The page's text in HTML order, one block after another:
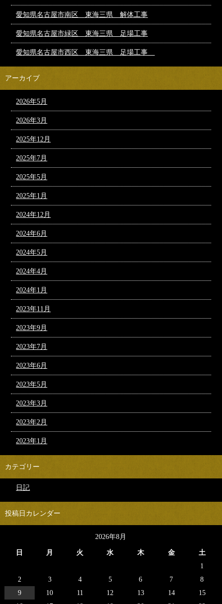
愛知県名古屋市南区 東海三県 解体工事
愛知県名古屋市緑区 東海三県 足場工事
愛知県名古屋市西区 東海三県 足場工事
アーカイブ
2026年5月
2026年3月
2025年12月
2025年7月
2025年5月
2025年1月
2024年12月
2024年6月
2024年5月
2024年4月
2024年1月
2023年11月
2023年9月
2023年7月
2023年6月
2023年5月
2023年3月
2023年2月
2023年1月
カテゴリー
日記
投稿日カレンダー
2026年8月
日 月 火 水 木 金
土
1
2
3 4 5 6 7
8
9
10 11 12 13 14
15